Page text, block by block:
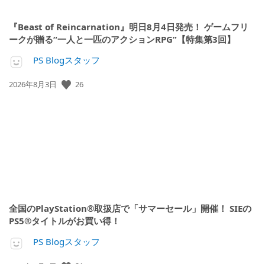
『Beast of Reincarnation』明日8月4日発売！ ゲームフリ
ークが贈る“一人と一匹のアクションRPG”【特集第3回】
PS Blogスタッフ
公
2026年8月3日 26
全国のPlayStation®取扱店で「サマーセール」開催！ SIEの
PS5®タイトルがお買い得！
PS Blogスタッフ